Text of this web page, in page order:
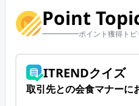
Point
ポイント獲得トピ
ITRENDクイズ
取引先との会食マナーに